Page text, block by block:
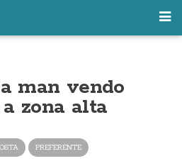
man vendo
zona alta
PREFERENTE